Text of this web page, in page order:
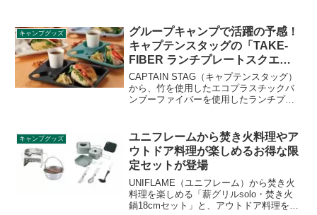
アイテムに羽根ガードが付いて安全にな
りました。詳細をレビューします。
キャンプグッズ
グループキャンプで活躍の予感！
キャプテンスタッグの「TAKE-
FIBER ランチプレートスクエ
ア」
CAPTAIN STAG（キャプテンスタッグ）
から、竹を使用したエコプラスチックバ
ンブーファイバーを使用したランチプレ
プで活躍しそうです。詳細をレビューし
ます。
キャンプグッズ
ユニフレームから焚き火料理やア
ウトドア料理が楽しめるお得な限
定セットが登場
UNIFLAME（ユニフレーム）から焚き火
料理を楽しめる「薪グリルsolo・焚き火
鍋18cmセット」と、アウトドア料理を楽